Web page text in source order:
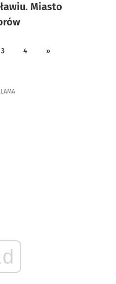
Miasto
3 4 »